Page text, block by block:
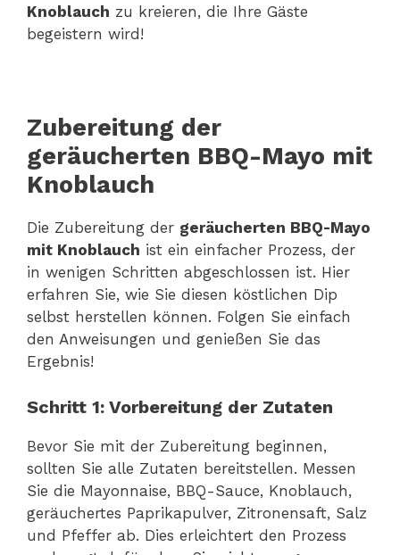
Knoblauch zu kreieren, die Ihre Gäste
begeistern wird!
Zubereitung der
geräucherten BBQ-Mayo mit
Knoblauch
Die Zubereitung der geräucherten BBQ-Mayo
mit Knoblauch ist ein einfacher Prozess, der
in wenigen Schritten abgeschlossen ist. Hier
erfahren Sie, wie Sie diesen köstlichen Dip
selbst herstellen können. Folgen Sie einfach
den Anweisungen und genießen Sie das
Ergebnis!
Schritt 1: Vorbereitung der Zutaten
Bevor Sie mit der Zubereitung beginnen,
sollten Sie alle Zutaten bereitstellen. Messen
Sie die Mayonnaise, BBQ-Sauce, Knoblauch,
geräuchertes Paprikapulver, Zitronensaft, Salz
und Pfeffer ab. Dies erleichtert den Prozess